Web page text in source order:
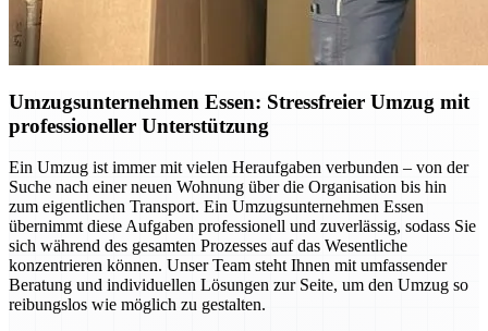
Umzugsunternehmen Essen: Stressfreier Umzug mit
professioneller Unterstützung
Ein Umzug ist immer mit vielen Heraufgaben verbunden – von der
Suche nach einer neuen Wohnung über die Organisation bis hin
zum eigentlichen Transport. Ein Umzugsunternehmen Essen
übernimmt diese Aufgaben professionell und zuverlässig, sodass Sie
sich während des gesamten Prozesses auf das Wesentliche
konzentrieren können. Unser Team steht Ihnen mit umfassender
Beratung und individuellen Lösungen zur Seite, um den Umzug so
reibungslos wie möglich zu gestalten.